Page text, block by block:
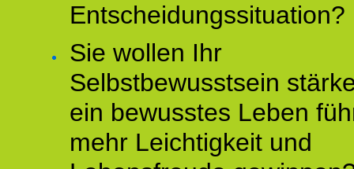
Entscheidungssituation?
Sie wollen Ihr
Selbstbewusstsein
ein bewusstes Leben
mehr Leichtigkeit und